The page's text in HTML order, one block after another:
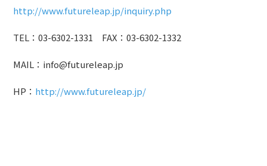
http://www.futureleap.jp/inquiry.php
TEL：03-6302-1331 FAX：03-6302-1332
MAIL：info@futureleap.jp
HP： http://www.futureleap.jp/